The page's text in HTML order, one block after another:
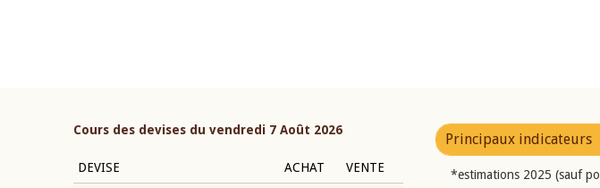
Cours des devises du vendredi 7 Août 2026
DEVISE ACHAT VENTE
Principaux indicateurs
*estimations 2025 (sauf